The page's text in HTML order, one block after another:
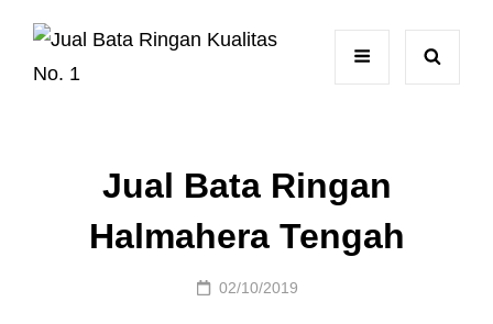
Jual Bata Ringan
Halmahera Tengah
Posted
02/10/2019